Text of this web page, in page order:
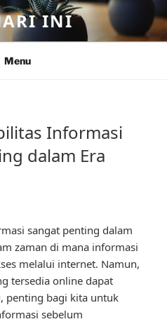
INI
Menu
Informasi
dalam Era
sangat penting dalam
zaman di mana informasi
melalui internet. Namun,
tersedia online dapat
penting bagi kita untuk
sebelum